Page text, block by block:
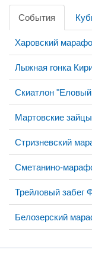
События
Харовский
Лыжная гонка
Скиатлон
Мартовские
Стризневский
Сметанино-
Трейловый забег
Белозерский